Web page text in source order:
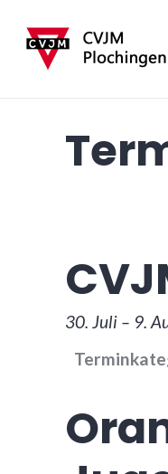
Inhalt
springen
CVJM
30. Juli – 9.